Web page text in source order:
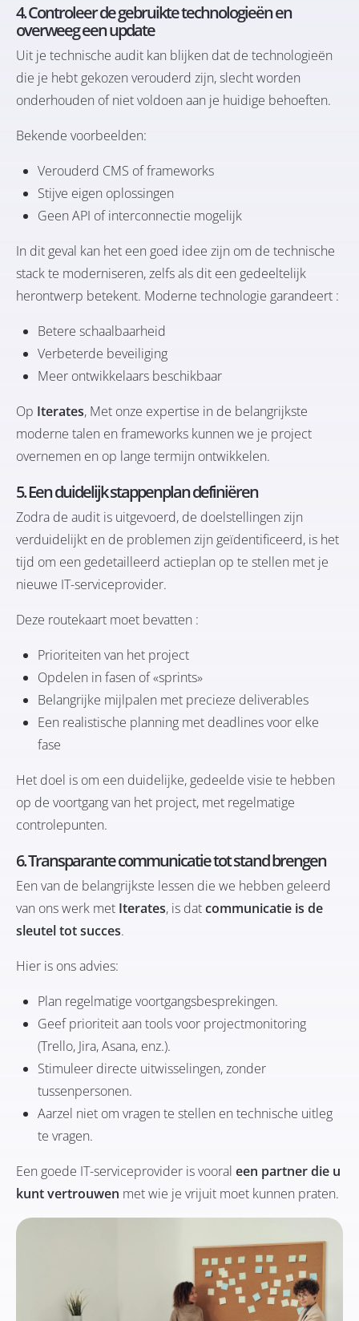
4. Controleer de gebruikte technologieën en
overweeg een update
Uit je technische audit kan blijken dat de technologieën
die je hebt gekozen verouderd zijn, slecht worden
onderhouden of niet voldoen aan je huidige behoeften.
Bekende voorbeelden:
Verouderd CMS of frameworks
Stijve eigen oplossingen
Geen API of interconnectie mogelijk
In dit geval kan het een goed idee zijn om de technische
stack te moderniseren, zelfs als dit een gedeeltelijk
herontwerp betekent. Moderne technologie garandeert :
Betere schaalbaarheid
Verbeterde beveiliging
Meer ontwikkelaars beschikbaar
Op Iterates, Met onze expertise in de belangrijkste
moderne talen en frameworks kunnen we je project
overnemen en op lange termijn ontwikkelen.
5. Een duidelijk stappenplan definiëren
Zodra de audit is uitgevoerd, de doelstellingen zijn
verduidelijkt en de problemen zijn geïdentificeerd, is het
tijd om een gedetailleerd actieplan op te stellen met je
nieuwe IT-serviceprovider.
Deze routekaart moet bevatten :
Prioriteiten van het project
Opdelen in fasen of «sprints»
Belangrijke mijlpalen met precieze deliverables
Een realistische planning met deadlines voor elke
fase
Het doel is om een duidelijke, gedeelde visie te hebben
op de voortgang van het project, met regelmatige
controlepunten.
6. Transparante communicatie tot stand brengen
Een van de belangrijkste lessen die we hebben geleerd
van ons werk met Iterates, is datcommunicatie is de
sleutel tot succes.
Hier is ons advies:
Plan regelmatige voortgangsbesprekingen.
Geef prioriteit aan tools voor projectmonitoring
(Trello, Jira, Asana, enz.).
Stimuleer directe uitwisselingen, zonder
tussenpersonen.
Aarzel niet om vragen te stellen en technische uitleg
te vragen.
Een goede IT-serviceprovider is vooral een partner die u
kunt vertrouwen met wie je vrijuit moet kunnen praten.